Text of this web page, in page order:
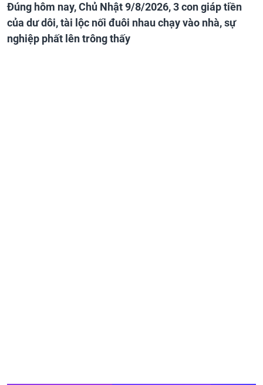
Đúng hôm nay, Chủ Nhật 9/8/2026, 3 con giáp tiền
của dư dôi, tài lộc nối đuôi nhau chạy vào nhà, sự
nghiệp phất lên trông thấy